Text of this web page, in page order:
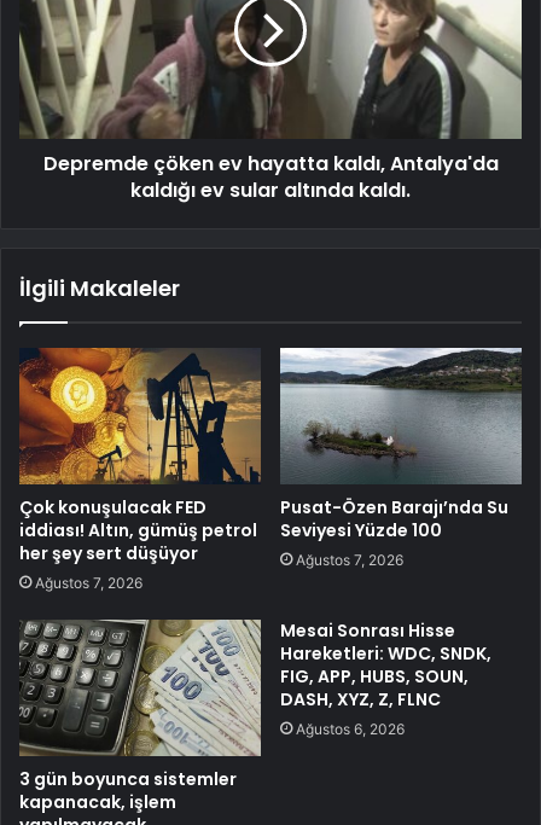
Depremde çöken ev hayatta kaldı, Antalya'da
kaldığı ev sular altında kaldı.
İlgili Makaleler
Çok konuşulacak FED
iddiası! Altın, gümüş petrol
her şey sert düşüyor
Ağustos 7, 2026
Pusat-Özen Barajı’nda Su
Seviyesi Yüzde 100
Ağustos 7, 2026
3 gün boyunca sistemler
kapanacak, işlem
Mesai Sonrası Hisse
Hareketleri: WDC, SNDK,
FIG, APP, HUBS, SOUN,
DASH, XYZ, Z, FLNC
Ağustos 6, 2026